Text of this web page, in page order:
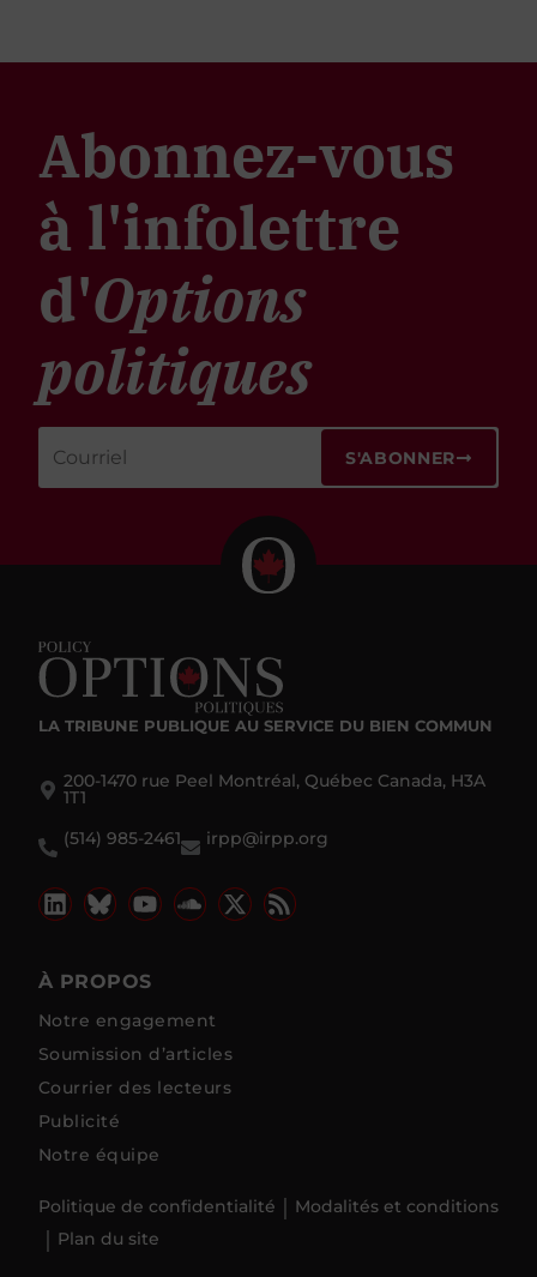
Abonnez-vous
à l'infolettre
d'Options
politiques
S'ABONNER
LA TRIBUNE PUBLIQUE AU SERVICE DU BIEN COMMUN
200-1470 rue Peel Montréal, Québec Canada, H3A
1T1
(514) 985-2461
irpp@irpp.org
À PROPOS
Notre engagement
Soumission d’articles
Courrier des lecteurs
Publicité
Notre équipe
Politique de confidentialité
Modalités et conditions
Plan du site